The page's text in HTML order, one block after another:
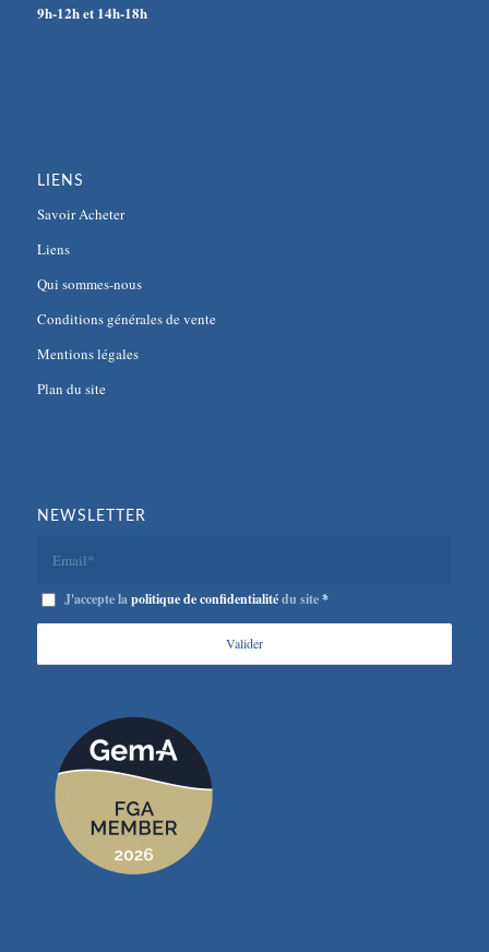
9h-12h et 14h-18h
LIENS
Savoir Acheter
Liens
Qui sommes-nous
Conditions générales de vente
Mentions légales
Plan du site
NEWSLETTER
J'accepte lapolitique de confidentialitédu site*